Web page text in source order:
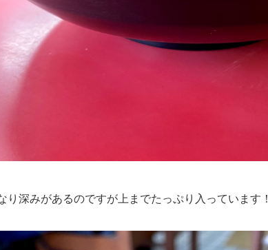
り深みがあるのですが上までたっぷり入っています！